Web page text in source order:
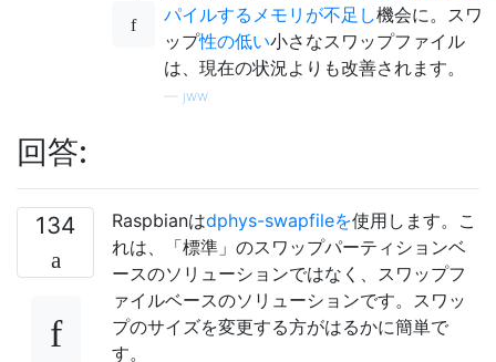
パイルするメモリが不足し機会に。スワ
ップ性の低い小さなスワップファイル
は、現在の状況よりも改善されます。
jww
回答:
134 Raspbianはdphys-swapfileを使用します。こ
れは、「標準」のスワップパーティションベ
ースのソリューションではなく、スワップフ
ァイルベースのソリューションです。スワッ
プのサイズを変更する方がはるかに簡単で
す。